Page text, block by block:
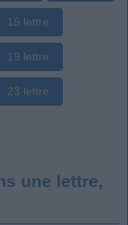
15 lettre
19 lettre
23 lettre
une lettre,